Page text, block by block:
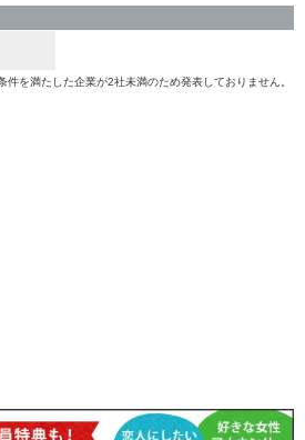
を満たした企業が2社未満のため発表しておりません。